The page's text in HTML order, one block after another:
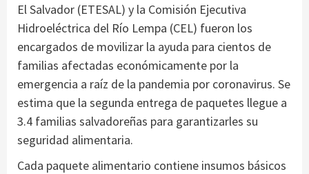
El Salvador (ETESAL) y la Comisión Ejecutiva
Hidroeléctrica del Río Lempa (CEL) fueron los
encargados de movilizar la ayuda para cientos de
familias afectadas económicamente por la
emergencia a raíz de la pandemia por coronavirus. Se
estima que la segunda entrega de paquetes llegue a
3.4 familias salvadoreñas para garantizarles su
seguridad alimentaria.
Cada paquete alimentario contiene insumos básicos